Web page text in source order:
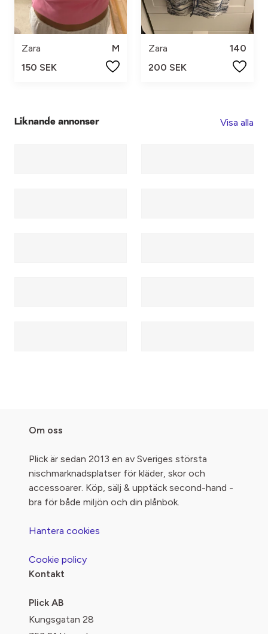
Zara
M
150 SEK
Zara
140
200 SEK
Liknande annonser Visa alla
Om oss
Plick är sedan 2013 en av Sveriges största
nischmarknadsplatser för kläder, skor och
accessoarer. Köp, sälj & upptäck second-hand -
bra för både miljön och din plånbok.
Hantera cookies
Cookie policy
Kontakt
Plick AB
Kungsgatan 28